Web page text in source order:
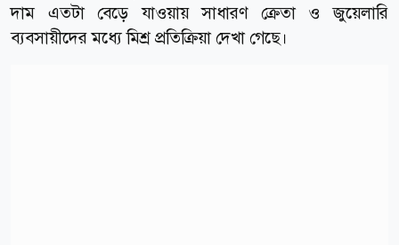
দাম এতটা বেড়ে যাওয়ায় সাধারণ ক্রেতা ও জুয়েলারি
ব্যবসায়ীদের মধ্যে মিশ্র প্রতিক্রিয়া দেখা গেছে।